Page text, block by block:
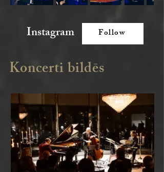
Instagram Follow
Koncerti bildēs